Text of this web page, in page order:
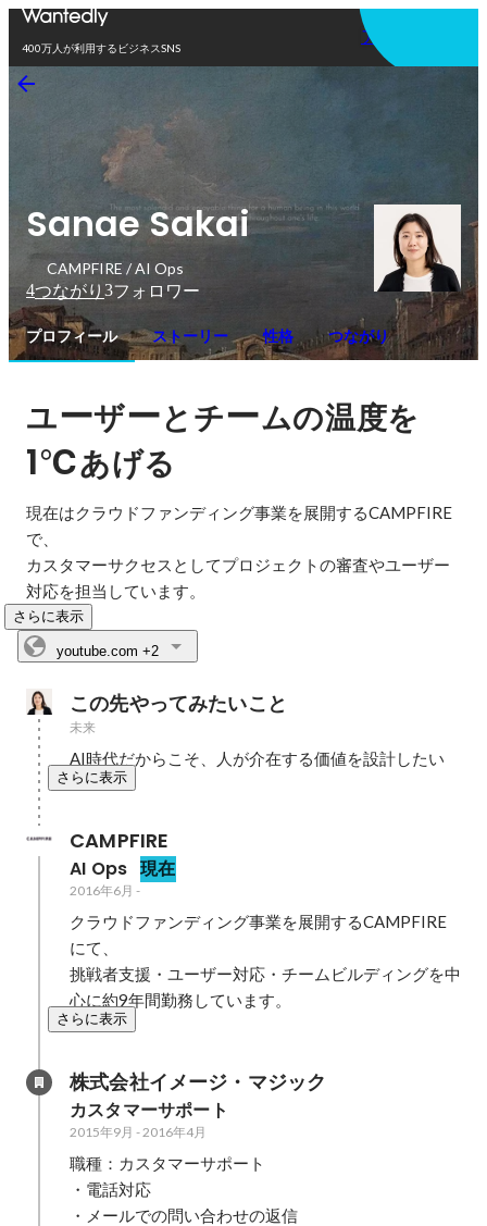
400万人が利用するビジネスSNS
アプリを使う
Sanae Sakai
CAMPFIRE / AI Ops
4つながり 3フォロワー
プロフィール ストーリー 性格 つながり
ユーザーとチームの温度を
1℃あげる
現在はクラウドファンディング事業を展開するCAMPFIRE
で、
カスタマーサクセスとしてプロジェクトの審査やユーザー
対応を担当しています。
さらに表示
youtube.com +2
この先やってみたいこと
未来
AI時代だからこそ、人が介在する価値を設計したい
さらに表示
CAMPFIRE
AI Ops 現在
2016年6月 -
クラウドファンディング事業を展開するCAMPFIRE
にて、
挑戦者支援・ユーザー対応・チームビルディングを中
心に約9年間勤務しています。
さらに表示
株式会社イメージ・マジック
カスタマーサポート
2015年9月 -2016年4月
職種：カスタマーサポート
・電話対応
・メールでの問い合わせの返信